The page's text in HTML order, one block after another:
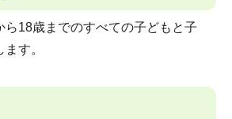
18歳までのすべての子どもと子
す。